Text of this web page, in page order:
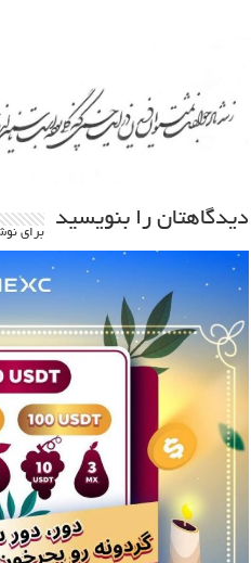
دیدگاهتان را بنویسید
برای